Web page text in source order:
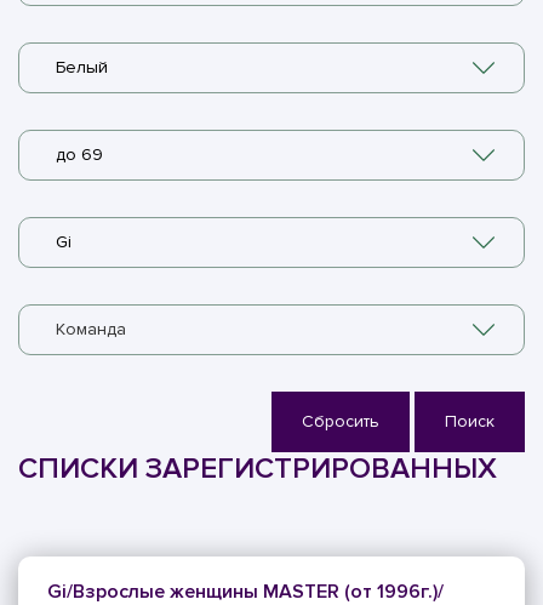
Белый
до 69
Gi
Команда
Сбросить Поиск
СПИСКИ ЗАРЕГИСТРИРОВАННЫХ
Gi/Взрослые женщины MASTER (от 1996г.)/